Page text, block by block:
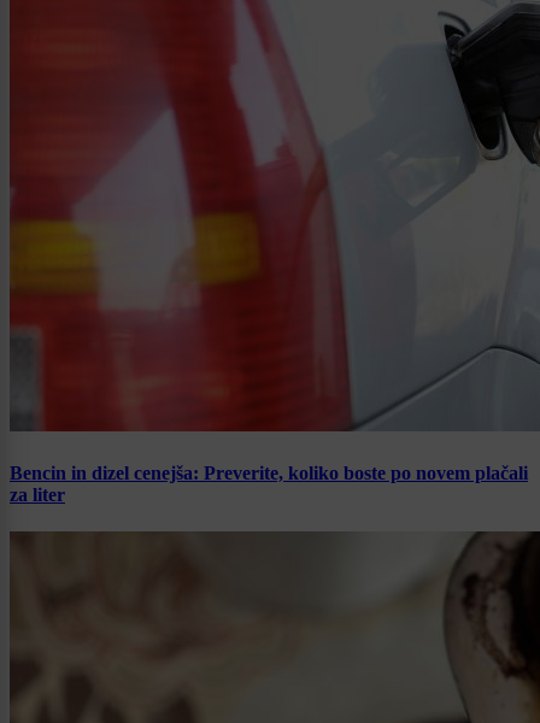
Bencin in dizel cenejša: Preverite, koliko boste po novem plačali
za liter